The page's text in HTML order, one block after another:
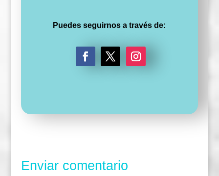
Puedes seguirnos a través de:
Enviar comentario